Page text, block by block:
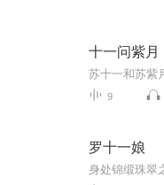
十一问紫月
9
罗十一娘